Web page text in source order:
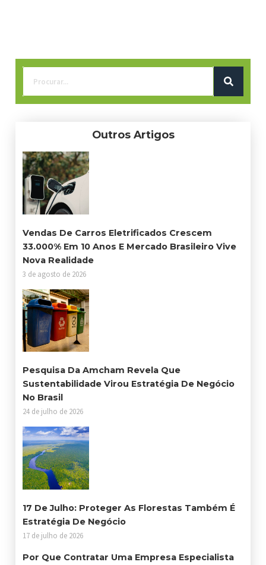
Outros Artigos
Vendas De Carros Eletrificados Crescem
33.000% Em 10 Anos E Mercado Brasileiro Vive
Nova Realidade
3 de agosto de 2026
Pesquisa Da Amcham Revela Que
Sustentabilidade Virou Estratégia De Negócio
No Brasil
24 de julho de 2026
17 De Julho: Proteger As Florestas Também É
Estratégia De Negócio
17 de julho de 2026
Por Que Contratar Uma Empresa Especialista